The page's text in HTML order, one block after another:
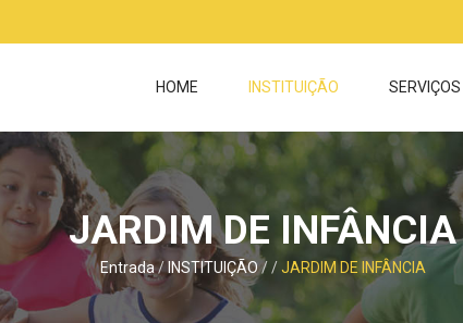
HOME INSTITUIÇÃO SERVIÇOS
JARDIM DE INFÂNCIA
Entrada INSTITUIÇÃO JARDIM DE INFÂNCIA